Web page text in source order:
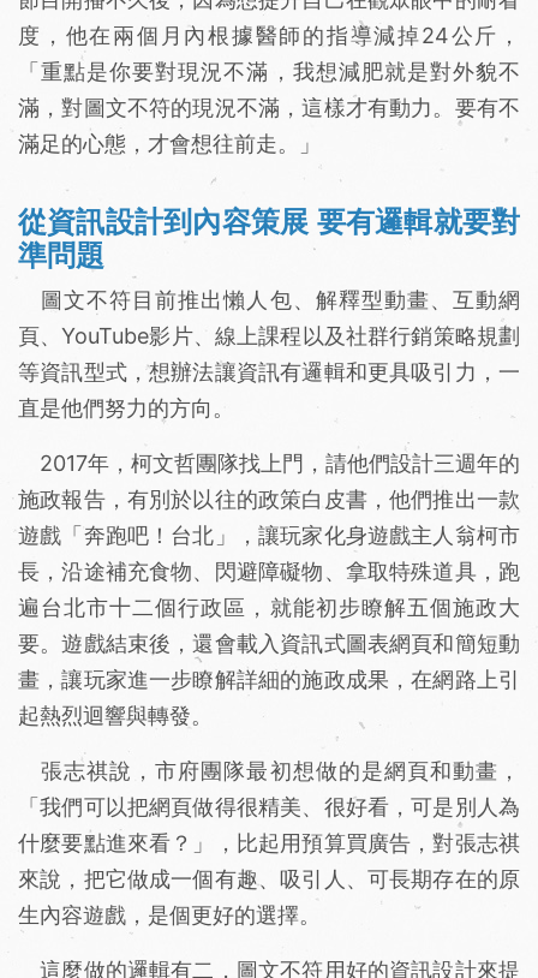
度，他在兩個月內根據醫師的指導減掉24公斤，
「重點是你要對現況不滿，我想減肥就是對外貌不
滿，對圖文不符的現況不滿，這樣才有動力。要有不
滿足的心態，才會想往前走。」
從資訊設計到內容策展 要有邏輯就要對
準問題
圖文不符目前推出懶人包、解釋型動畫、互動網
頁、YouTube影片、線上課程以及社群行銷策略規劃
等資訊型式，想辦法讓資訊有邏輯和更具吸引力，一
直是他們努力的方向。
2017年，柯文哲團隊找上門，請他們設計三週年的
施政報告，有別於以往的政策白皮書，他們推出一款
遊戲「奔跑吧！台北」，讓玩家化身遊戲主人翁柯市
長，沿途補充食物、閃避障礙物、拿取特殊道具，跑
遍台北市十二個行政區，就能初步瞭解五個施政大
要。遊戲結束後，還會載入資訊式圖表網頁和簡短動
畫，讓玩家進一步瞭解詳細的施政成果，在網路上引
起熱烈迴響與轉發。
張志祺說，市府團隊最初想做的是網頁和動畫，
「我們可以把網頁做得很精美、很好看，可是別人為
什麼要點進來看？」，比起用預算買廣告，對張志祺
來說，把它做成一個有趣、吸引人、可長期存在的原
生內容遊戲，是個更好的選擇。
這麼做的邏輯有二，圖文不符用好的資訊設計來提